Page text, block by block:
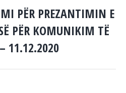
Next
post:
PËR PREZANTIMIN E
PËR KOMUNIKIM TË
11.12.2020